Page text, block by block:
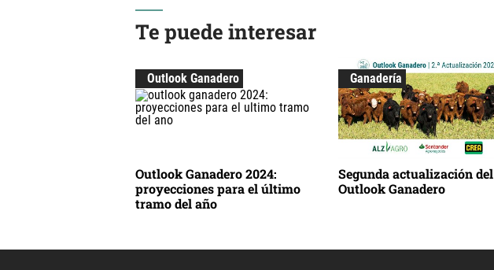
Te puede interesar
Outlook Ganadero
Outlook Ganadero 2024:
proyecciones para el último
tramo del año
Ganadería
Segunda actualización del
Outlook Ganadero